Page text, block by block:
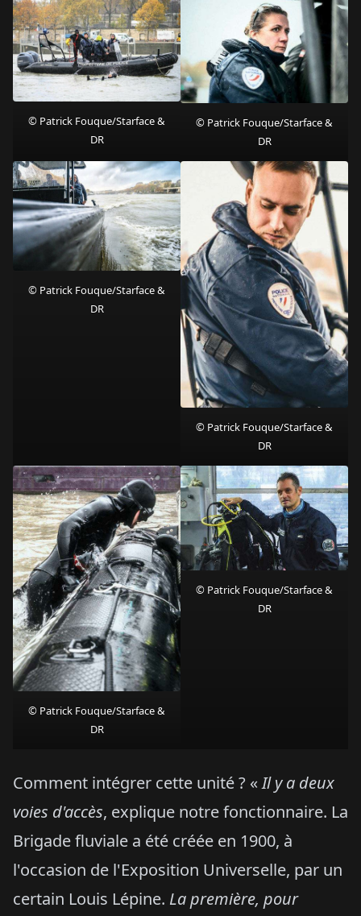
© Patrick Fouque/Starface &
DR
© Patrick Fouque/Starface &
DR
© Patrick Fouque/Starface &
DR
© Patrick Fouque/Starface &
DR
© Patrick Fouque/Starface &
DR
© Patrick Fouque/Starface &
DR
Comment intégrer cette unité ? «Il y a deux
voies d'accès, explique notre fonctionnaire. La
Brigade fluviale a été créée en 1900, à
l'occasion de l'Exposition Universelle, par un
certain Louis Lépine. La première, pour